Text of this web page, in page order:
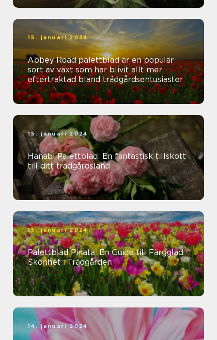
15. januari 2024
Abbey Road palettblad är en populär
sort av växt som har blivit allt mer
eftertraktad bland trädgårdsentusiaster
15. januari 2024
Hanabi Palettblad: En fantastisk tillskott
till ditt trädgårdsland
15. januari 2024
Palettblad Pinata: En Guide till Färgglad
Skönhet i Trädgården
14. januari 2024